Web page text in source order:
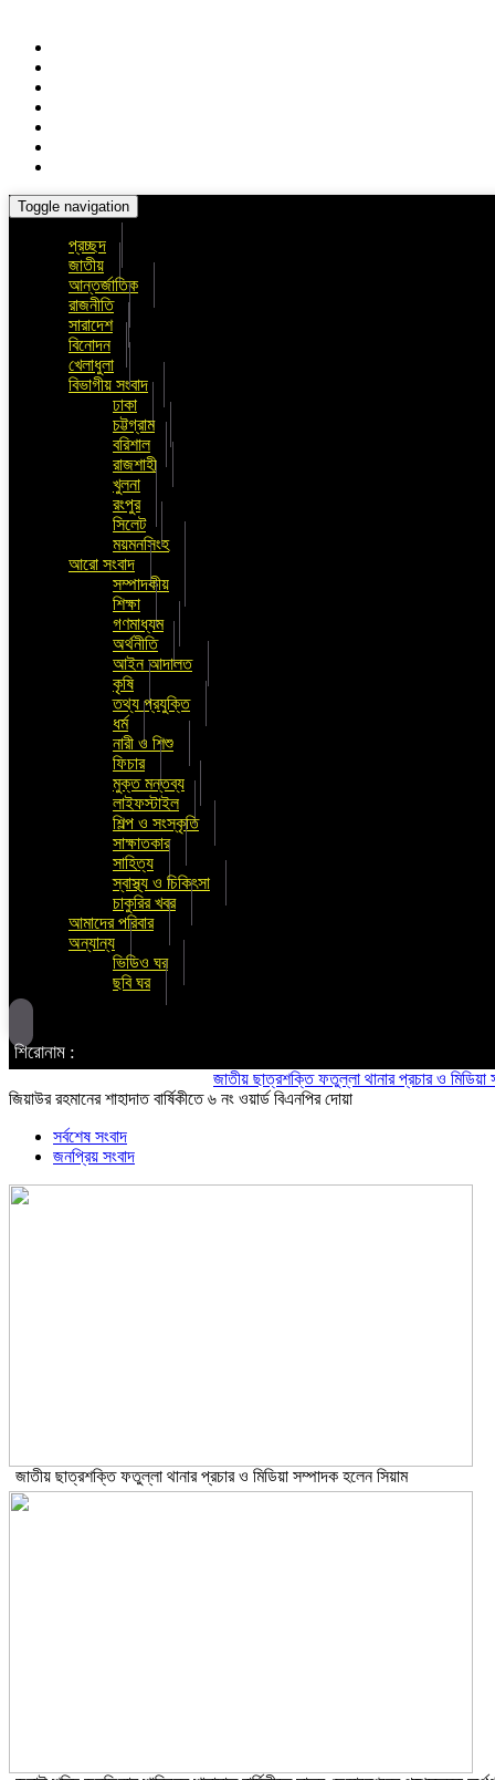
Toggle navigation
প্রচ্ছদ
জাতীয়
আন্তর্জাতিক
রাজনীতি
সারাদেশ
বিনোদন
খেলাধুলা
বিভাগীয় সংবাদ
ঢাকা
চট্টগ্রাম
বরিশাল
রাজশাহী
খুলনা
রংপুর
সিলেট
ময়মনসিংহ
আরো সংবাদ
সম্পাদকীয়
শিক্ষা
গণমাধ্যম
অর্থনীতি
আইন আদালত
কৃষি
তথ্য প্রযুক্তি
ধর্ম
নারী ও শিশু
ফিচার
মুক্ত মন্তব্য
লাইফস্টাইল
শিল্প ও সংস্কৃতি
সাক্ষাতকার
সাহিত্য
স্বাস্থ্য ও চিকিৎসা
চাকুরির খবর
আমাদের পরিবার
অন্যান্য
ভিডিও ঘর
ছবি ঘর
শিরোনাম :
জাতীয় ছাত্রশক্তি ফতুল্লা থানার প্রচার ও মিডিয়া সম্পাদক
জিয়াউর রহমানের শাহাদাত বার্ষিকীতে ৬ নং ওয়ার্ড বিএনপির দোয়া
সর্বশেষ সংবাদ
জনপ্রিয় সংবাদ
জাতীয় ছাত্রশক্তি ফতুল্লা থানার প্রচার ও মিডিয়া সম্পাদক হলেন সিয়াম